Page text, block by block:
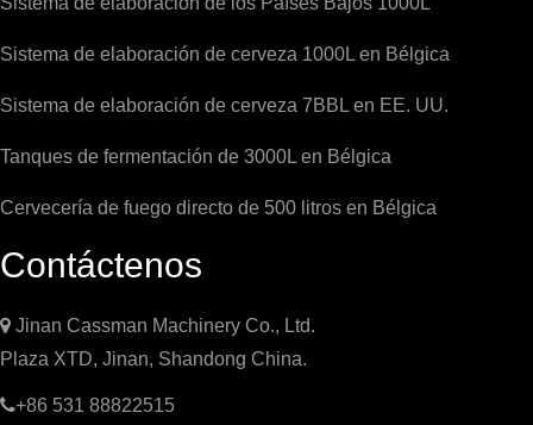
Sistema de elaboración de cerveza 1000L en Bélgica
Sistema de elaboración de cerveza 7BBL en EE. UU.
Tanques de fermentación de 3000L en Bélgica
Cervecería de fuego directo de 500 litros en Bélgica
Contáctenos
 Jinan Cassman Machinery Co., Ltd.
Plaza XTD, Jinan, Shandong China.
+86 531 88822515